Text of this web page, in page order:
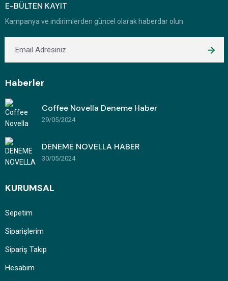
E-BÜLTEN KAYIT
Kampanya ve indirimlerden güncel olarak haberdar olun
Haberler
Coffee Novella Deneme Haber
29/05/2024
DENEME NOVELLA HABER
30/05/2024
KURUMSAL
Sepetim
Siparişlerim
Sipariş Takip
Hesabım